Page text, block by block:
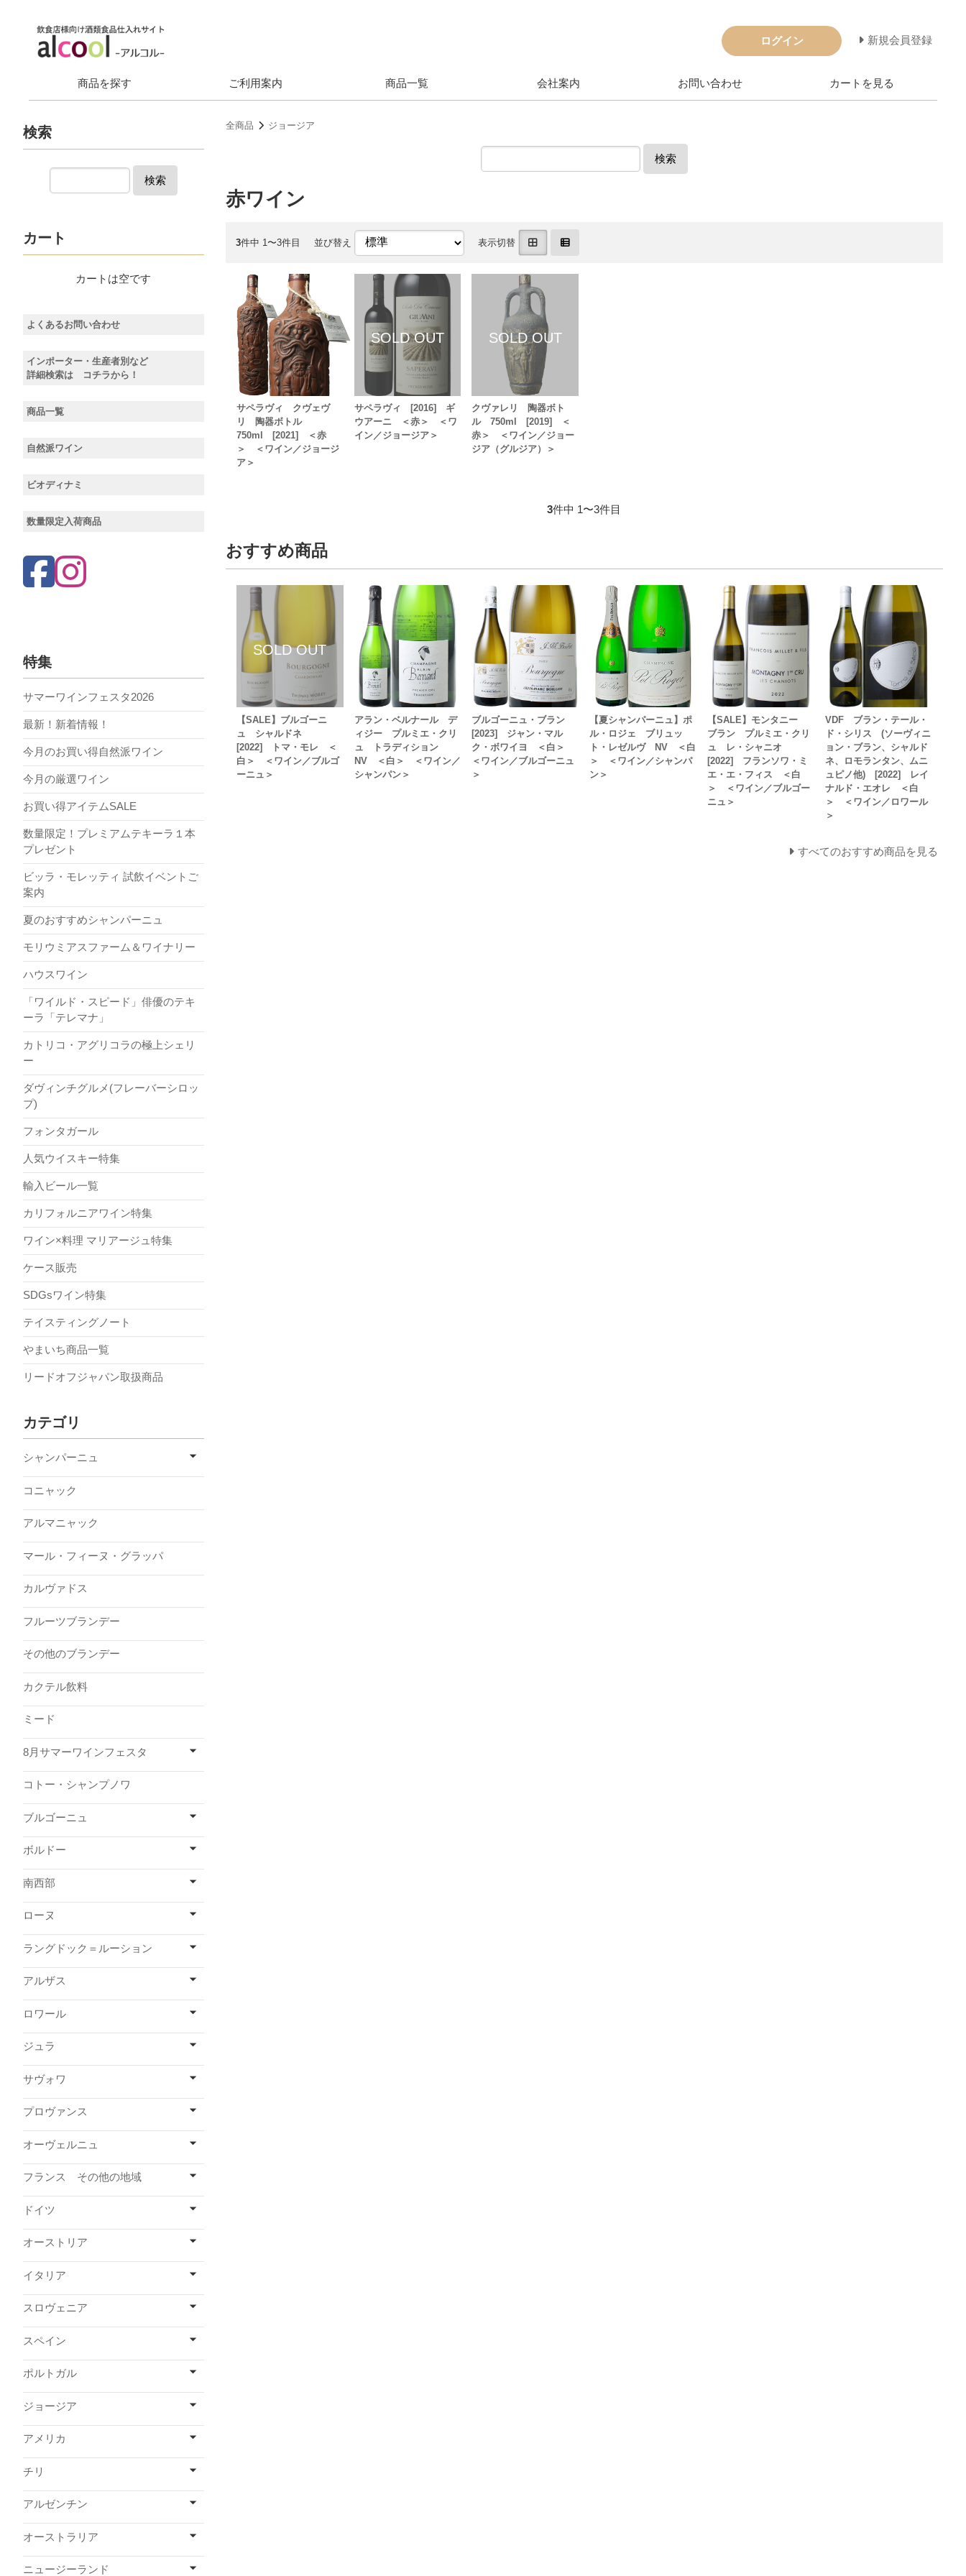
ログイン 新規会員登録
商品を探す ご利用案内 商品一覧 会社案内 お問い合わせ カートを見る
全商品 ジョージア
検索
赤ワイン
3件中 1〜3件目 並び替え 表示切替
サペラヴィ クヴェヴ
リ 陶器ボトル
750ml [2021] ＜赤
＞ ＜ワイン／ジョージ
ア＞
サペラヴィ [2016] ギ
ウアーニ ＜赤＞ ＜ワ
イン／ジョージア＞
クヴァレリ 陶器ボト
ル 750ml [2019] ＜
赤＞ ＜ワイン／ジョー
ジア（グルジア）＞
3件中 1〜3件目
おすすめ商品
【SALE】ブルゴーニ
ュ シャルドネ
[2022] トマ・モレ ＜
白＞ ＜ワイン／ブルゴ
ーニュ＞
アラン・ベルナール デ
ィジー プルミエ・クリ
ュ トラディション
NV ＜白＞ ＜ワイン／
シャンパン＞
ブルゴーニュ・ブラン
[2023] ジャン・マル
ク・ボワイヨ ＜白＞
＜ワイン／ブルゴーニュ
＞
【夏シャンパーニュ】ポ
ル・ロジェ ブリュッ
ト・レゼルヴ NV ＜白
＞ ＜ワイン／シャンパ
ン＞
【SALE】モンタニー
ブラン プルミエ・クリ
ュ レ・シャニオ
[2022] フランソワ・ミ
エ・エ・フィス ＜白
＞ ＜ワイン／ブルゴー
ニュ＞
VDF ブラン・テール・
ド・シリス (ソーヴィニ
ョン・ブラン、シャルド
ネ、ロモランタン、ムニ
ュピノ他) [2022] レイ
ナルド・エオレ ＜白
＞ ＜ワイン／ロワール
＞
すべてのおすすめ商品を見る
検索
検索
カート
カートは空です
よくあるお問い合わせ
インポーター・生産者別など
詳細検索は コチラから！
商品一覧
自然派ワイン
ビオディナミ
数量限定入荷商品
特集
サマーワインフェスタ2026
最新！新着情報！
今月のお買い得自然派ワイン
今月の厳選ワイン
お買い得アイテムSALE
数量限定！プレミアムテキーラ１本
プレゼント
ビッラ・モレッティ 試飲イベントご
案内
夏のおすすめシャンパーニュ
モリウミアスファーム＆ワイナリー
ハウスワイン
「ワイルド・スピード」俳優のテキ
ーラ「テレマナ」
カトリコ・アグリコラの極上シェリ
ー
ダヴィンチグルメ(フレーバーシロッ
プ)
フォンタガール
人気ウイスキー特集
輸入ビール一覧
カリフォルニアワイン特集
ワイン×料理 マリアージュ特集
ケース販売
SDGsワイン特集
テイスティングノート
やまいち商品一覧
リードオフジャパン取扱商品
カテゴリ
シャンパーニュ
コニャック
アルマニャック
マール・フィーヌ・グラッパ
カルヴァドス
フルーツブランデー
その他のブランデー
カクテル飲料
ミード
8月サマーワインフェスタ
コトー・シャンプノワ
ブルゴーニュ
ボルドー
南西部
ローヌ
ラングドック＝ルーション
アルザス
ロワール
ジュラ
サヴォワ
プロヴァンス
オーヴェルニュ
フランス その他の地域
ドイツ
オーストリア
イタリア
スロヴェニア
スペイン
ポルトガル
ジョージア
アメリカ
チリ
アルゼンチン
オーストラリア
ニュージーランド